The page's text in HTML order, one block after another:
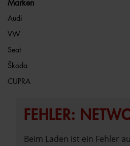
Marken
Audi
VW
Seat
Škoda
CUPRA
FEHLER:
Beim Laden ist ein Fehler